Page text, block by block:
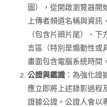
圖），從開啟瀏覽器開
上傳者頻道名稱與資
（包含片頭片尾）、
言區（特別是煽動性或
畫面包含電腦系統時間。
公證與鑑識 ：為強化證
應立即將上述錄影過程
證據公證。公證人會以